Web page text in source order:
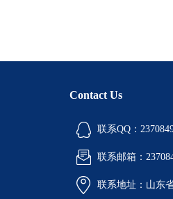
Contact Us
联系QQ：
联系邮箱：
联系地址：山东